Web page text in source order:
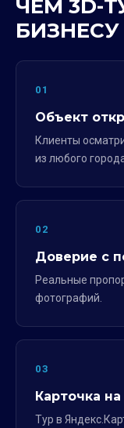
ЧЕМ 3D-
БИЗНЕСУ
01
Объект
Клиенты
из любого
02
Доверие с
Реальные
фотографий.
03
Карточка на
Тур в